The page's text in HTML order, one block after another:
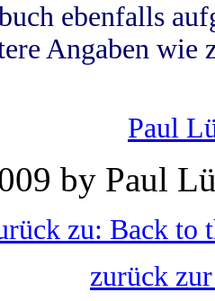
ebenfalls
Angaben wie
Paul
by Paul
zu: Back to
zurück